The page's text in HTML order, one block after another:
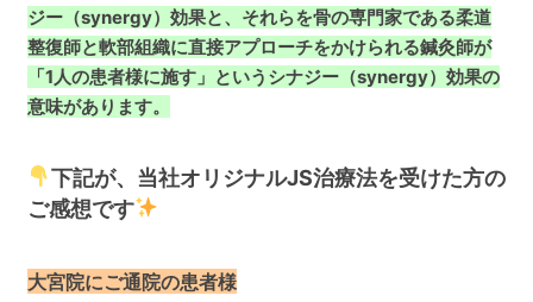
ジー（synergy）効果と、それらを骨の専門家である柔道
整復師と軟部組織に直接アプローチをかけられる鍼灸師が
「1人の患者様に施す」というシナジー（synergy）効果の
意味があります。
下記が、当社オリジナルJS治療法を受けた方の
ご感想です
大宮院にご通院の患者様